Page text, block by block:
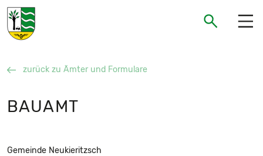
Gemeinde Neukieritzsch
Suchen
zurück zu Ämter und Formulare
BAUAMT
Gemeinde Neukieritzsch